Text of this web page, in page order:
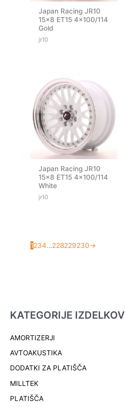
KATEGORIJE IZDELKOV
AMORTIZERJI
AVTOAKUSTIKA
DODATKI ZA PLATIŠČA
MILLTEK
PLATIŠČA
Japan Racing JR10
15×8 ET15 4×100/114
Gold
jr10
Japan Racing JR10
15×8 ET15 4×100/114
White
jr10
1234…228229230→